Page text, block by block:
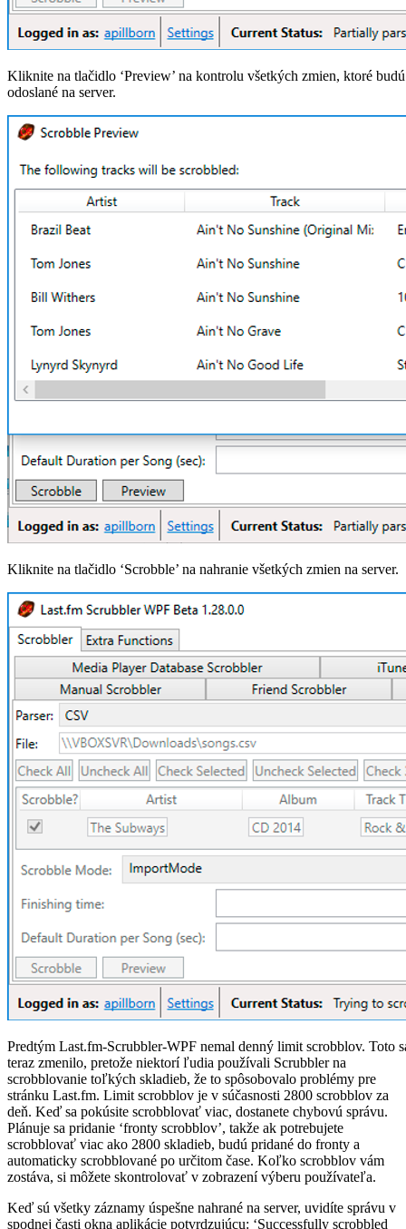
Kliknite na tlačidlo ‘Preview’ na kontrolu všetkých zmien, ktoré budú
odoslané na server.
Kliknite na tlačidlo ‘Scrobble’ na nahranie všetkých zmien na server.
Predtým Last.fm-Scrubbler-WPF nemal denný limit scrobblov. Toto
teraz zmenilo, pretože niektorí ľudia používali Scrubbler na
scrobblovanie toľkých skladieb, že to spôsobovalo problémy pre
stránku Last.fm. Limit scrobblov je v súčasnosti 2800 scrobblov za
deň. Keď sa pokúsite scrobblovať viac, dostanete chybovú správu.
Plánuje sa pridanie ‘fronty scrobblov’, takže ak potrebujete
scrobblovať viac ako 2800 skladieb, budú pridané do fronty a
automaticky scrobblované po určitom čase. Koľko scrobblov vám
zostáva, si môžete skontrolovať v zobrazení výberu používateľa.
Keď sú všetky záznamy úspešne nahrané na server, uvidíte správu v
spodnej časti okna aplikácie potvrdzujúcu: ‘Successfully scrobbled